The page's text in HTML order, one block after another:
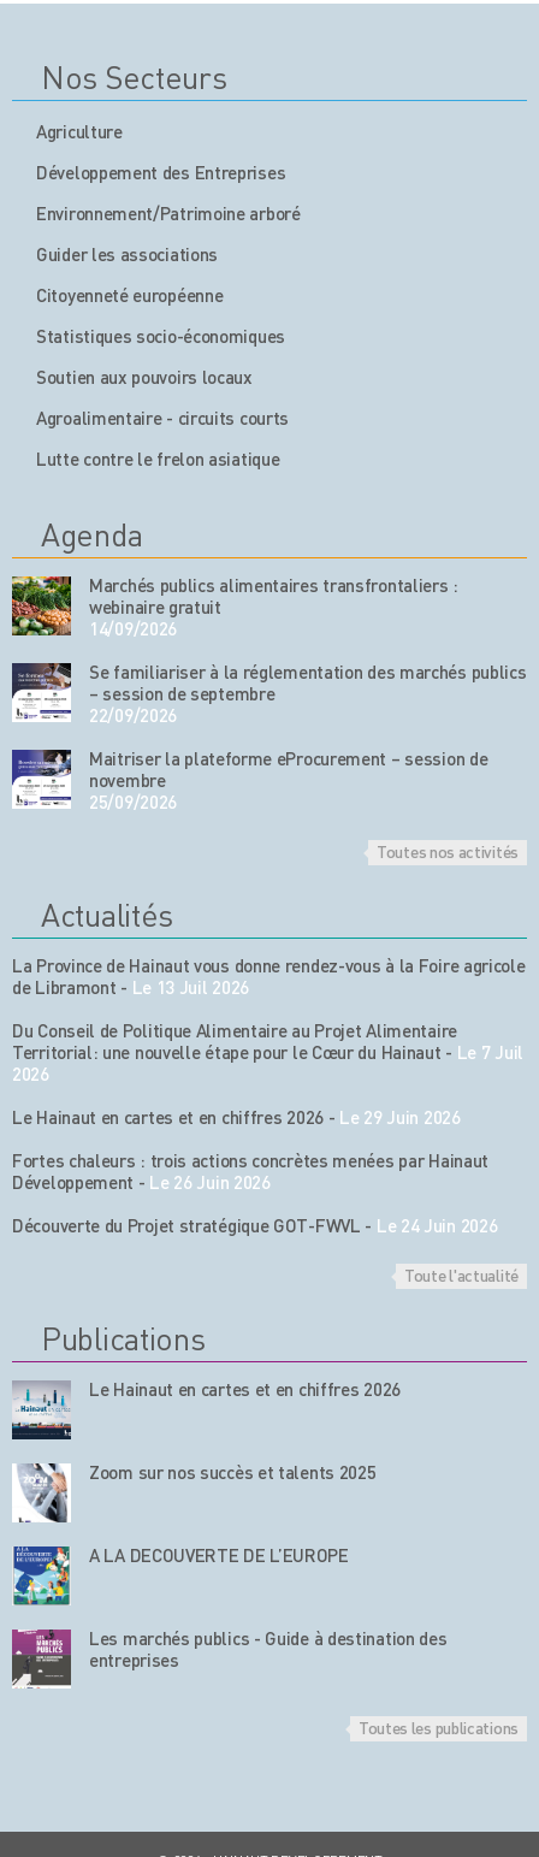
Nos Secteurs
Agriculture
Développement des Entreprises
Environnement/Patrimoine arboré
Guider les associations
Citoyenneté européenne
Statistiques socio-économiques
Soutien aux pouvoirs locaux
Agroalimentaire - circuits courts
Lutte contre le frelon asiatique
Agenda
Marchés publics alimentaires transfrontaliers :
webinaire gratuit
14/09/2026
Se familiariser à la réglementation des marchés publics
– session de septembre
22/09/2026
Maitriser la plateforme eProcurement – session de
novembre
25/09/2026
Toutes nos activités
Actualités
La Province de Hainaut vous donne rendez-vous à la Foire agricole
de Libramont - Le 13 Juil 2026
Du Conseil de Politique Alimentaire au Projet Alimentaire
Territorial: une nouvelle étape pour le Cœur du Hainaut - Le 7 Juil
2026
Le Hainaut en cartes et en chiffres 2026 - Le 29 Juin 2026
Fortes chaleurs : trois actions concrètes menées par Hainaut
Développement - Le 26 Juin 2026
Découverte du Projet stratégique GOT-FWVL - Le 24 Juin 2026
Toute l'actualité
Publications
Le Hainaut en cartes et en chiffres 2026
Zoom sur nos succès et talents 2025
A LA DECOUVERTE DE L’EUROPE
Les marchés publics - Guide à destination des
entreprises
Toutes les publications